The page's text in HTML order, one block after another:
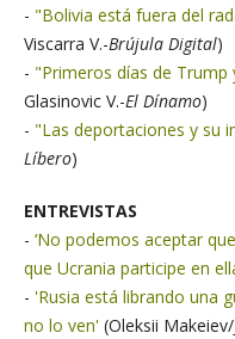
- "Bolivia está fuera del
Viscarra V.-Brújula Digital)
- "Primeros días de Trump
Glasinovic V.-El Dínamo)
- "Las deportaciones y su
Líbero)
ENTREVISTAS
- ‘No podemos aceptar
que Ucrania participe en
- 'Rusia está librando una
no lo ven' (Oleksii